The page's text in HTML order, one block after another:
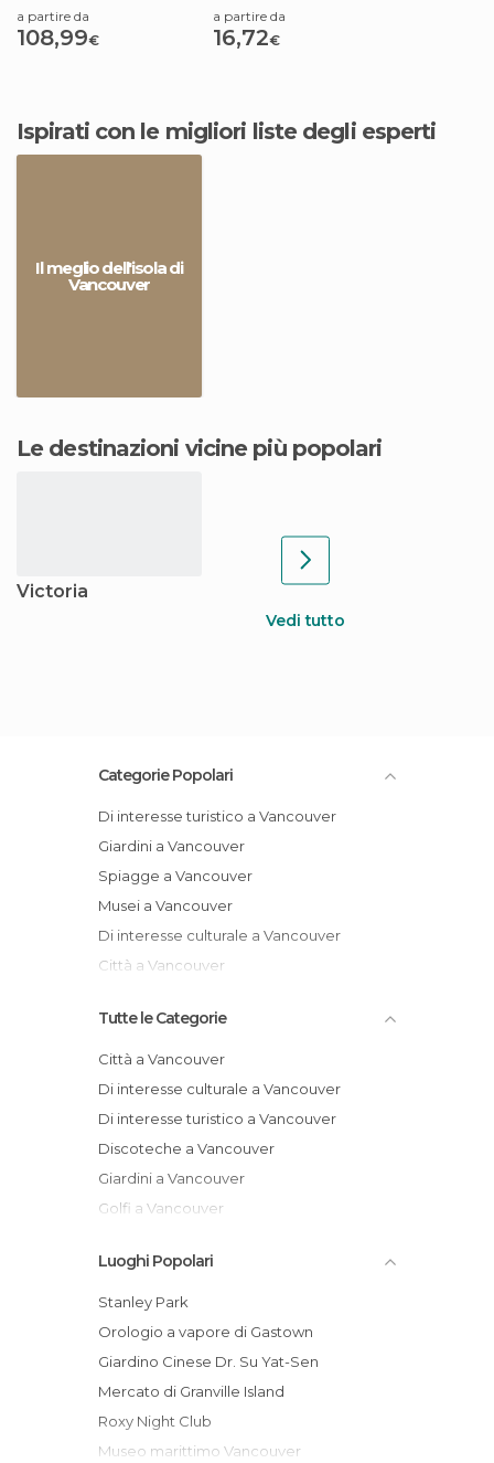
a partire da
108,99€
a partire da
16,72€
Ispirati con le migliori liste degli esperti
Il meglio dell'isola di
Vancouver
Le destinazioni vicine più popolari
Victoria
Vedi tutto
Categorie Popolari
Di interesse turistico a Vancouver
Giardini a Vancouver
Spiagge a Vancouver
Musei a Vancouver
Di interesse culturale a Vancouver
Città a Vancouver
Tutte le Categorie
Città a Vancouver
Di interesse culturale a Vancouver
Di interesse turistico a Vancouver
Discoteche a Vancouver
Giardini a Vancouver
Golfi a Vancouver
Mercati a Vancouver
Monumenti Storici a Vancouver
Musei a Vancouver
Negozi a Vancouver
Quartieri a Vancouver
Spiagge a Vancouver
Trekking a Vancouver
Luoghi Popolari
Stanley Park
Orologio a vapore di Gastown
Giardino Cinese Dr. Su Yat-Sen
Mercato di Granville Island
Roxy Night Club
Museo marittimo Vancouver